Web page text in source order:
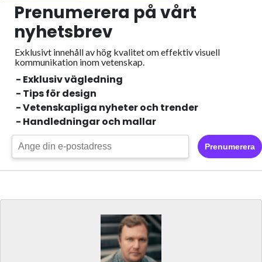
Prenumerera på vårt
nyhetsbrev
Exklusivt innehåll av hög kvalitet om effektiv visuell
kommunikation inom vetenskap.
- Exklusiv vägledning
- Tips för design
- Vetenskapliga nyheter och trender
- Handledningar och mallar
Prenumerera